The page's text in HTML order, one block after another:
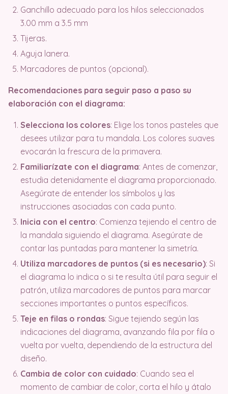
Ganchillo adecuado para los hilos seleccionados
3.00 mm a 3.5 mm
Tijeras.
Aguja lanera.
Marcadores de puntos (opcional).
Recomendaciones para seguir paso a paso su
elaboración con el diagrama:
Selecciona los colores: Elige los tonos pasteles que
desees utilizar para tu mandala. Los colores suaves
evocarán la frescura de la primavera.
Familiarízate con el diagrama: Antes de comenzar,
estudia detenidamente el diagrama proporcionado.
Asegúrate de entender los símbolos y las
instrucciones asociadas con cada punto.
Inicia con el centro: Comienza tejiendo el centro de
la mandala siguiendo el diagrama. Asegúrate de
contar las puntadas para mantener la simetría.
Utiliza marcadores de puntos (si es necesario): Si
el diagrama lo indica o si te resulta útil para seguir el
patrón, utiliza marcadores de puntos para marcar
secciones importantes o puntos específicos.
Teje en filas o rondas: Sigue tejiendo según las
indicaciones del diagrama, avanzando fila por fila o
vuelta por vuelta, dependiendo de la estructura del
diseño.
Cambia de color con cuidado: Cuando sea el
momento de cambiar de color, corta el hilo y átalo